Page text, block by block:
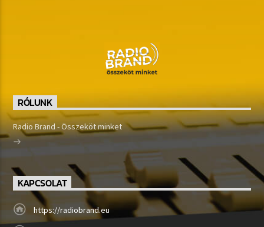
RÓLUNK
Radio Brand - Összeköt minket
KAPCSOLAT
https://radiobrand.eu